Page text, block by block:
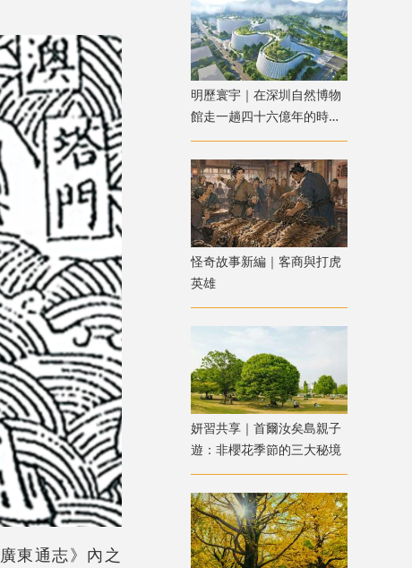
東通志》內之
明歷寰宇｜在深圳自然博物
館走一趟四十六億年的時空
之旅
怪奇故事新編｜客商與打虎
英雄
妍習共享｜首爾汝矣島親子
遊：非櫻花季節的三大秘境